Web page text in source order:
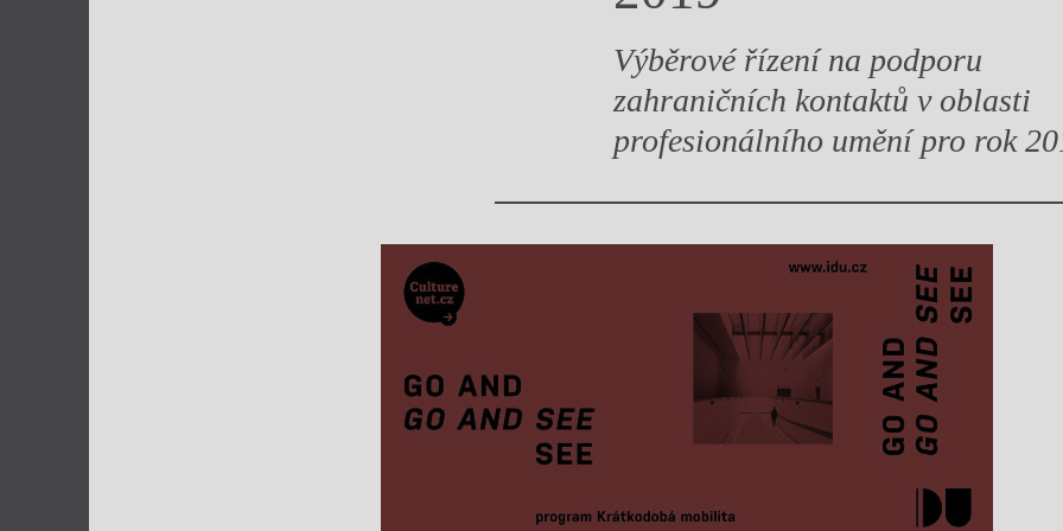
Výběrové řízení na podporu
zahraničních kontaktů v oblasti
profesionálního umění pro rok